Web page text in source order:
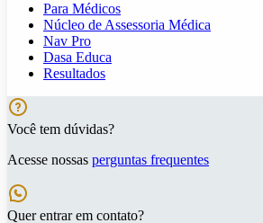
Para Médicos
Núcleo de Assessoria Médica
Nav Pro
Dasa Educa
Resultados
Você tem dúvidas?
Acesse nossas perguntas frequentes
Quer entrar em contato?